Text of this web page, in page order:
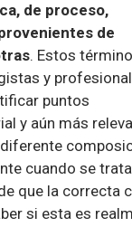
de proceso,
de
. Estos
y
puntos
y aún más
cuando se
que la correcta
si esta es